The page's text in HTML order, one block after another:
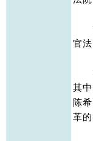
问
官
贺
其
陈
革